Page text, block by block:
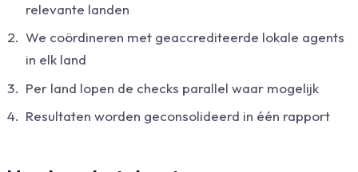
relevante landen
We coördineren met geaccrediteerde lokale agents
in elk land
Per land lopen de checks parallel waar mogelijk
Resultaten worden geconsolideerd in één rapport